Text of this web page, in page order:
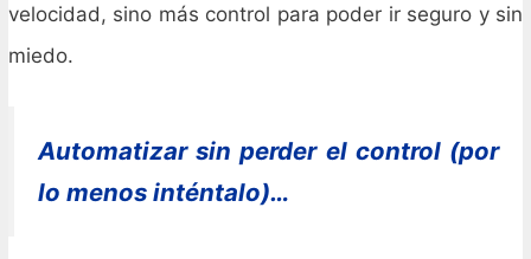
velocidad, sino más control para poder ir seguro y sin
miedo.
Automatizar sin perder el control (por
lo menos inténtalo)…